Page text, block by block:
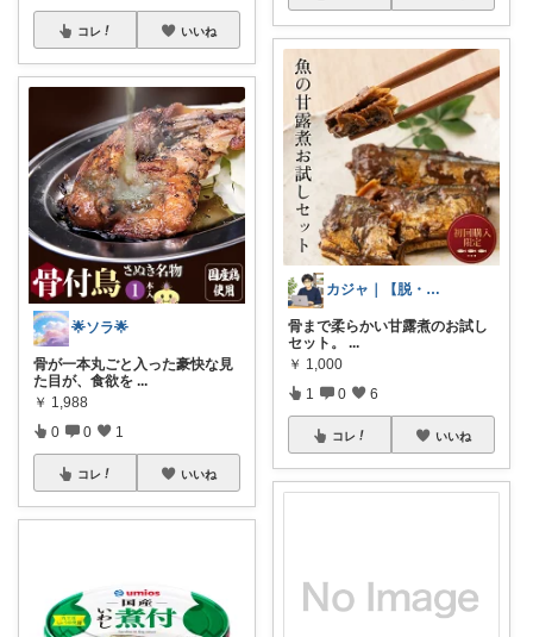
コレ いいね
🌟ソラ🌟
骨が一本丸ごと入った豪快な見
た目が、食欲を ...
￥ 1,988
0 0 1
コレ いいね
カジャ｜【脱・不便】家での仕事が激変する
骨まで柔らかい甘露煮のお試し
セット。 ...
￥ 1,000
1 0 6
コレ いいね